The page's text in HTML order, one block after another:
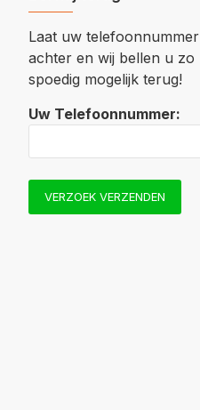
Laat uw telefoonnummer
achter en wij bellen u zo
spoedig mogelijk terug!
Uw Telefoonnummer:
VERZOEK VERZENDEN